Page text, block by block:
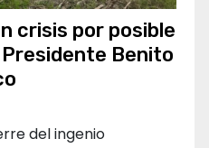
crisis por posible
Benito
del ingenio